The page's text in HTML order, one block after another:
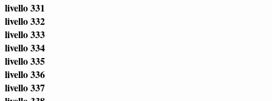
livello 331
livello 332
livello 333
livello 334
livello 335
livello 336
livello 337